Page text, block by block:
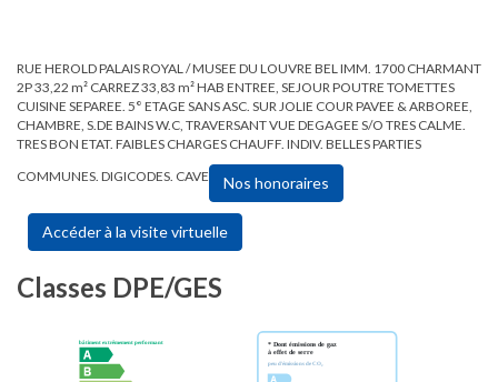
RUE HEROLD PALAIS ROYAL / MUSEE DU LOUVRE BEL IMM. 1700 CHARMANT
2P 33,22 m² CARREZ 33,83 m² HAB ENTREE, SEJOUR POUTRE TOMETTES
CUISINE SEPAREE. 5° ETAGE SANS ASC. SUR JOLIE COUR PAVEE & ARBOREE,
CHAMBRE, S.DE BAINS W.C, TRAVERSANT VUE DEGAGEE S/O TRES CALME.
TRES BON ETAT. FAIBLES CHARGES CHAUFF. INDIV. BELLES PARTIES
COMMUNES. DIGICODES. CAVE
Nos honoraires
Accéder à la visite virtuelle
Classes DPE/GES